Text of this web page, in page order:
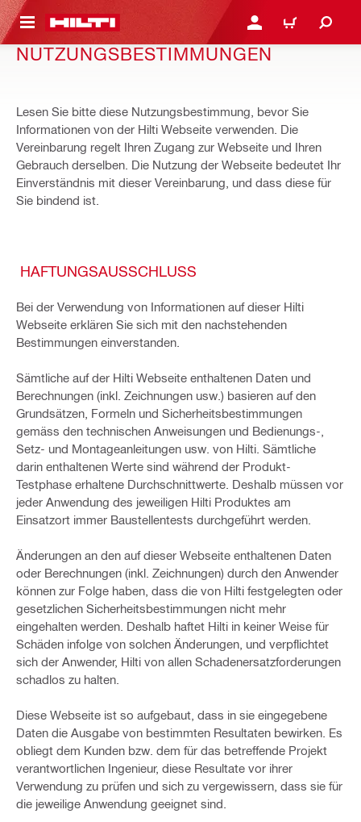
ANMELDEN ODER
WARENKORB
NUTZUNGSBESTIMMUNGEN
Lesen Sie bitte diese Nutzungsbestimmung, bevor Sie
Informationen von der Hilti Webseite verwenden. Die
Vereinbarung regelt Ihren Zugang zur Webseite und Ihren
Gebrauch derselben. Die Nutzung der Webseite bedeutet Ihr
Einverständnis mit dieser Vereinbarung, und dass diese für
Sie bindend ist.
HAFTUNGSAUSSCHLUSS
Bei der Verwendung von Informationen auf dieser Hilti
Webseite erklären Sie sich mit den nachstehenden
Bestimmungen einverstanden.
Sämtliche auf der Hilti Webseite enthaltenen Daten und
Berechnungen (inkl. Zeichnungen usw.) basieren auf den
Grundsätzen, Formeln und Sicherheitsbestimmungen
gemäss den technischen Anweisungen und Bedienungs-,
Setz- und Montageanleitungen usw. von Hilti. Sämtliche
darin enthaltenen Werte sind während der Produkt-
Testphase erhaltene Durchschnittwerte. Deshalb müssen vor
jeder Anwendung des jeweiligen Hilti Produktes am
Einsatzort immer Baustellentests durchgeführt werden.
Änderungen an den auf dieser Webseite enthaltenen Daten
oder Berechnungen (inkl. Zeichnungen) durch den Anwender
können zur Folge haben, dass die von Hilti festgelegten oder
gesetzlichen Sicherheitsbestimmungen nicht mehr
eingehalten werden. Deshalb haftet Hilti in keiner Weise für
Schäden infolge von solchen Änderungen, und verpflichtet
sich der Anwender, Hilti von allen Schadenersatzforderungen
schadlos zu halten.
Diese Webseite ist so aufgebaut, dass in sie eingegebene
Daten die Ausgabe von bestimmten Resultaten bewirken. Es
obliegt dem Kunden bzw. dem für das betreffende Projekt
verantwortlichen Ingenieur, diese Resultate vor ihrer
Verwendung zu prüfen und sich zu vergewissern, dass sie für
die jeweilige Anwendung geeignet sind.